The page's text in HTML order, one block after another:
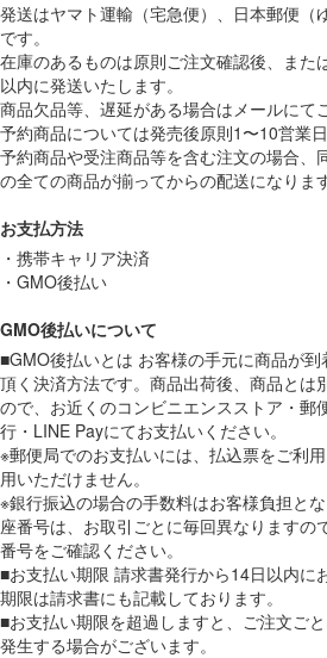
発送はヤマト運輸（宅急便）、日本郵便（
です。
在庫のあるものは原則ご注文確認後、また
以内に発送いたします。
商品欠品等、遅延がある場合はメールにて
予約商品については発売後原則1〜10営業
予約商品や受注商品等を含む注文の場合、
の全ての商品が揃ってからの配送になります
お支払方法
・携帯キャリア決済
・GMO後払い
GMO後払いについて
■GMO後払いとは お客様の手元に商品が
頂く決済方法です。商品出荷後、商品とは
ので、お近くのコンビニエンスストア・郵
行・LINE Payにてお支払いください。
※郵便局でのお支払いには、払込票をご利
用いただけません。
※銀行振込の場合の手数料はお客様負担と
座番号は、お取引ごとに毎回異なりますの
番号をご確認ください。
■お支払い期限 請求書発行から14日以内に
期限は請求書にも記載しております。
■お支払い期限を超過しますと、ご注文ご
発生する場合がございます。